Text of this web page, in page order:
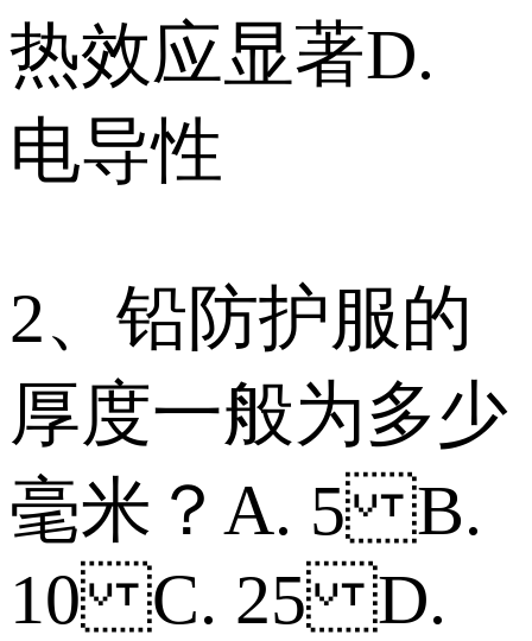
热效应显著 D.
电导性
2、铅防护服的
厚度一般为多少
毫米？ A. 5 B.
10 C. 25 D.